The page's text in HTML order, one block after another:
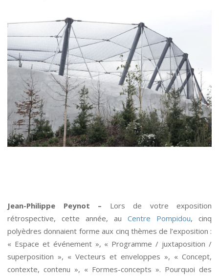
Jean-Philippe Peynot – Lors de votre exposition
rétrospective, cette année, au Centre Pompidou, cinq
polyèdres donnaient forme aux cinq thèmes de l’exposition :
« Espace et événement », « Programme / juxtaposition /
superposition », « Vecteurs et enveloppes », « Concept,
contexte, contenu », « Formes-concepts ». Pourquoi des